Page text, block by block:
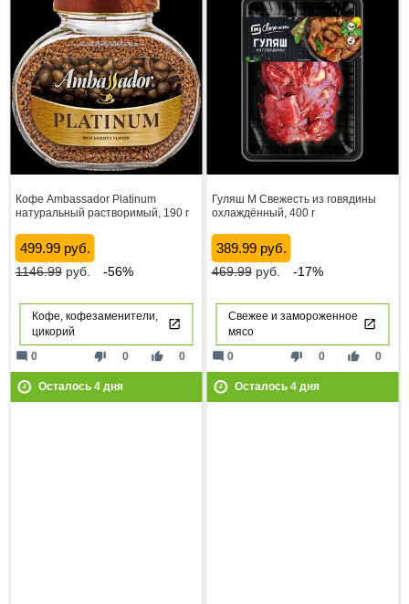
Кофе Ambassador Platinum
натуральный растворимый, 190 г
499.99 руб.
1146.99руб. -56%
Кофе, кофезаменители,
цикорий
thumb_down 0 thumb_up 0
mode_comment 0
Осталось 4дня
Гуляш М Свежесть из говядины
охлаждённый, 400 г
389.99 руб.
469.99руб. -17%
Свежее и замороженное
мясо
thumb_down 0 thumb_up 0
mode_comment 0
Осталось 4дня